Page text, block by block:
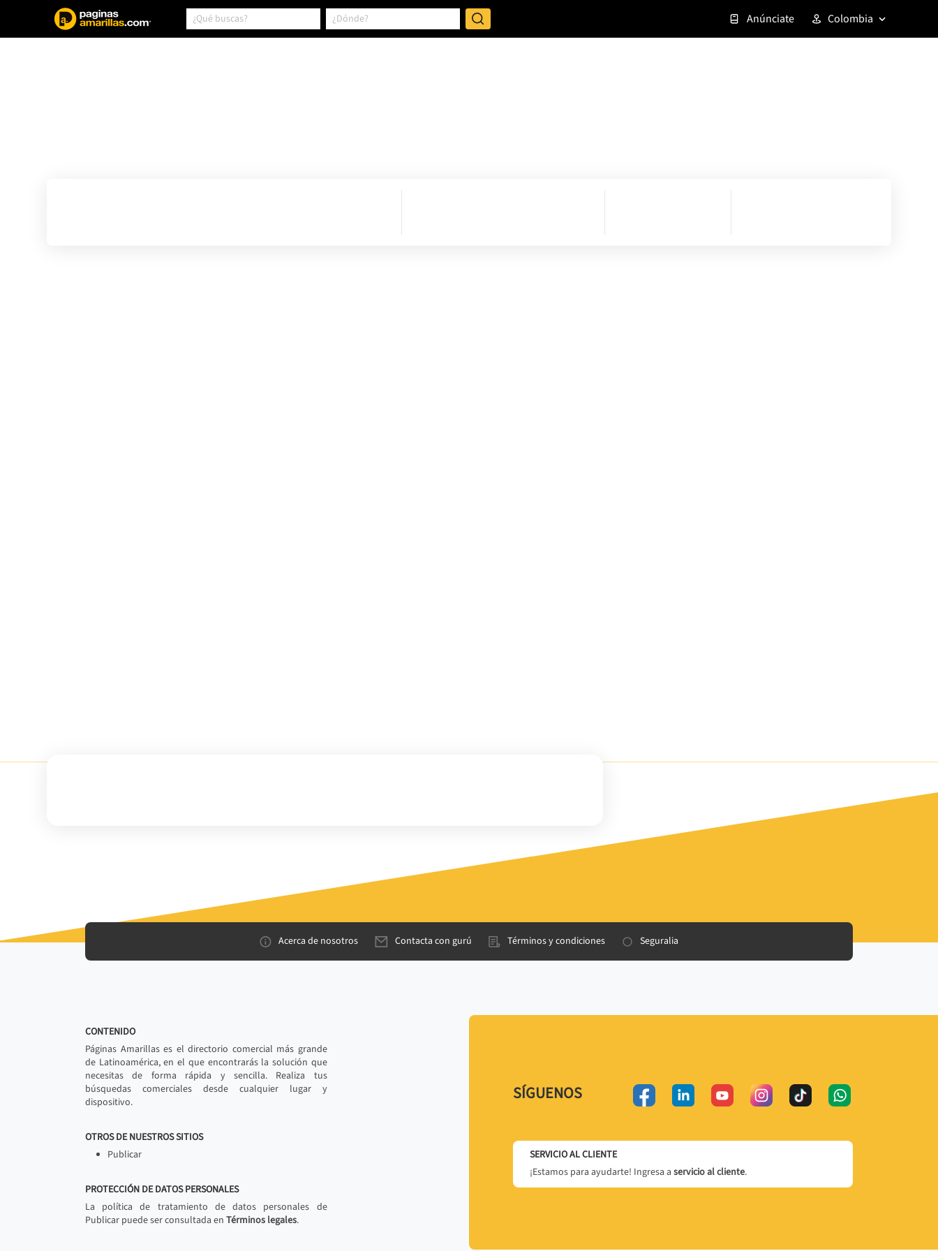
Anúnciate Colombia
Acerca de nosotros Contacta con gurú Términos y condiciones Seguralia
CONTENIDO
Páginas Amarillas es el directorio comercial más grande
de Latinoamérica, en el que encontrarás la solución que
necesitas de forma rápida y sencilla. Realiza tus
búsquedas comerciales desde cualquier lugar y
dispositivo.
OTROS DE NUESTROS SITIOS
Publicar
PROTECCIÓN DE DATOS PERSONALES
La política de tratamiento de datos personales de
Publicar puede ser consultada en Términos legales.
SÍGUENOS
SERVICIO AL CLIENTE
¡Estamos para ayudarte! Ingresa a servicio al cliente.